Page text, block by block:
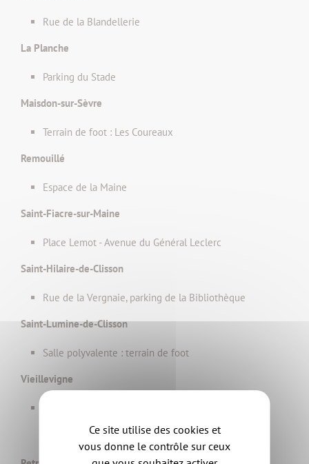
Rue de la Blandellerie
La Planche
Parking du Stade
Maisdon-sur-Sèvre
Terrain de foot : Les Coureaux
Remouillé
Espace de la Maine
Saint-Fiacre-sur-Maine
Place Lemot - Avenue du Général Leclerc
Saint-Hilaire-de-Clisson
Rue de la Vergnaie, parking de la Bibliothèque
Saint-Lumine-de-Clisson
Salle polyvalente : terrain de foot
Vieillevigne
Ce site utilise des cookies et
vous donne le contrôle sur ceux